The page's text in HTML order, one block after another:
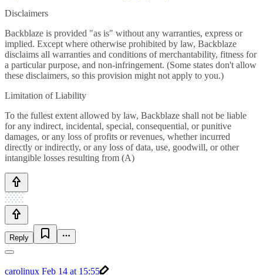
Disclaimers
Backblaze is provided "as is" without any warranties, express or
implied. Except where otherwise prohibited by law, Backblaze
disclaims all warranties and conditions of merchantability, fitness for
a particular purpose, and non-infringement. (Some states don't allow
these disclaimers, so this provision might not apply to you.)
‍‍Limitation of Liability
To the fullest extent allowed by law, Backblaze shall not be liable
for any indirect, incidental, special, consequential, or punitive
damages, or any loss of profits or revenues, whether incurred
directly or indirectly, or any loss of data, use, goodwill, or other
intangible losses resulting from (A)
Reply
carolinux Feb 14 at 15:55